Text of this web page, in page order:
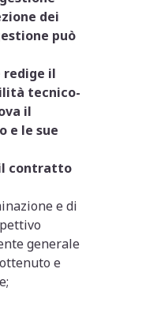
dei
può
redige il
tecnico-
il
e le sue
contratto
e di
generale
e